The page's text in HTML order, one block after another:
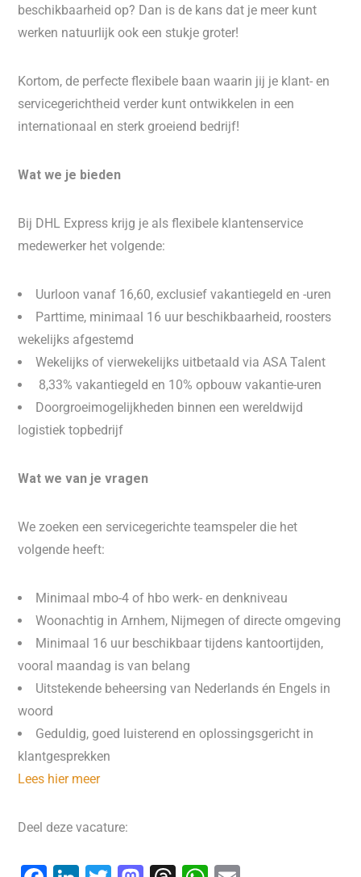
beschikbaarheid op? Dan is de kans dat je meer kunt
werken natuurlijk ook een stukje groter!
Kortom, de perfecte flexibele baan waarin jij je klant- en
servicegerichtheid verder kunt ontwikkelen in een
internationaal en sterk groeiend bedrijf!
Wat we je bieden
Bij DHL Express krijg je als flexibele klantenservice
medewerker het volgende:
Uurloon vanaf 16,60, exclusief vakantiegeld en -uren
Parttime, minimaal 16 uur beschikbaarheid, roosters
wekelijks afgestemd
Wekelijks of vierwekelijks uitbetaald via ASA Talent
️ 8,33% vakantiegeld en 10% opbouw vakantie-uren
Doorgroeimogelijkheden binnen een wereldwijd
logistiek topbedrijf
Wat we van je vragen
We zoeken een servicegerichte teamspeler die het
volgende heeft:
Minimaal mbo-4 of hbo werk- en denkniveau
Woonachtig in Arnhem, Nijmegen of directe omgeving
Minimaal 16 uur beschikbaar tijdens kantoortijden,
vooral maandag is van belang
Uitstekende beheersing van Nederlands én Engels in
woord ️
Geduldig, goed luisterend en oplossingsgericht in
klantgesprekken
Lees hier meer
Deel deze vacature: